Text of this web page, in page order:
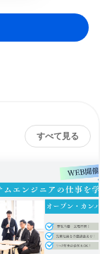
すべて見る